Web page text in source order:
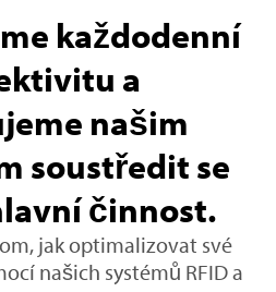
každodenní
a
našim
soustředit se
činnost.
jak optimalizovat své
našich systémů RFID a